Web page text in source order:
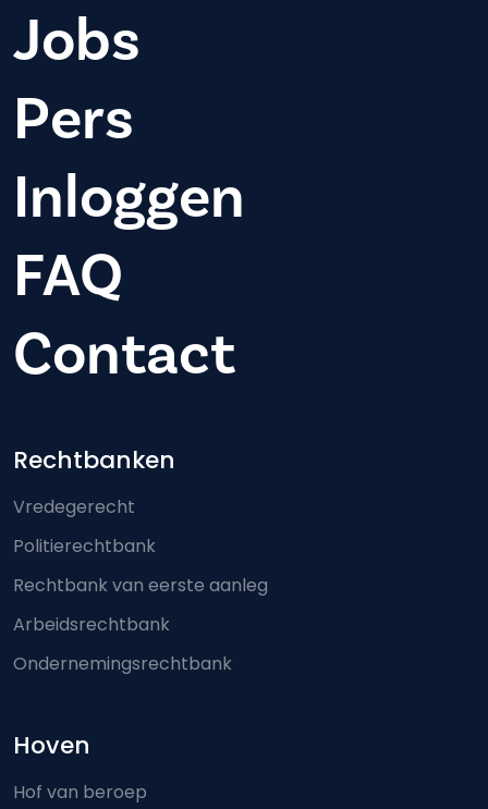
Jobs
Pers
Inloggen
FAQ
Contact
Footer-menu
Rechtbanken
Vredegerecht
Politierechtbank
Rechtbank van eerste aanleg
Arbeidsrechtbank
Ondernemingsrechtbank
Hoven
Hof van beroep